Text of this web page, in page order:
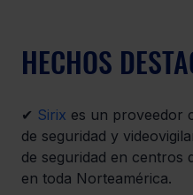
HECHOS
✔ Sirix es un proveedor
de seguridad y
de seguridad en centros
en toda Norteamérica.